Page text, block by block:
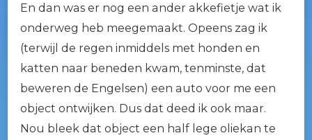
En dan was er nog een ander akkefietje wat ik
onderweg heb meegemaakt. Opeens zag ik
(terwijl de regen inmiddels met honden en
katten naar beneden kwam, tenminste, dat
beweren de Engelsen) een auto voor me een
object ontwijken. Dus dat deed ik ook maar.
Nou bleek dat object een half lege oliekan te